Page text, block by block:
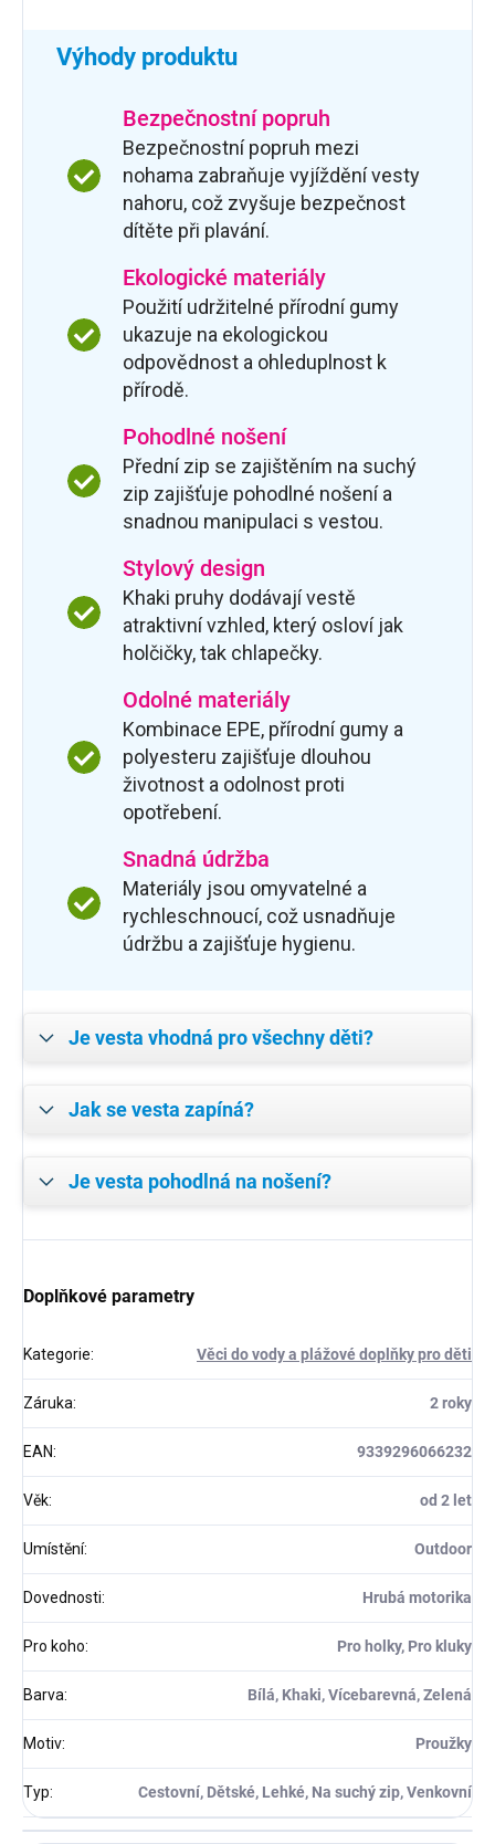
Výhody produktu
Bezpečnostní popruh
Bezpečnostní popruh mezi
nohama zabraňuje vyjíždění vesty
nahoru, což zvyšuje bezpečnost
dítěte při plavání.
Ekologické materiály
Použití udržitelné přírodní gumy
ukazuje na ekologickou
odpovědnost a ohleduplnost k
přírodě.
Pohodlné nošení
Přední zip se zajištěním na suchý
zip zajišťuje pohodlné nošení a
snadnou manipulaci s vestou.
Stylový design
Khaki pruhy dodávají vestě
atraktivní vzhled, který osloví jak
holčičky, tak chlapečky.
Odolné materiály
Kombinace EPE, přírodní gumy a
polyesteru zajišťuje dlouhou
životnost a odolnost proti
opotřebení.
Snadná údržba
Materiály jsou omyvatelné a
rychleschnoucí, což usnadňuje
údržbu a zajišťuje hygienu.
Je vesta vhodná pro všechny děti?
Jak se vesta zapíná?
Je vesta pohodlná na nošení?
Doplňkové parametry
Kategorie: Věci do vody a plážové doplňky pro děti
Záruka: 2 roky
EAN: 9339296066232
Věk: od 2 let
Umístění: Outdoor
Dovednosti: Hrubá motorika
Pro koho: Pro holky, Pro kluky
Barva: Bílá, Khaki, Vícebarevná, Zelená
Motiv: Proužky
Typ: Cestovní, Dětské, Lehké, Na suchý zip, Venkovní